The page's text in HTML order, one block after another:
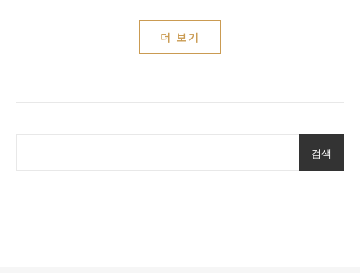
더 보기
검색